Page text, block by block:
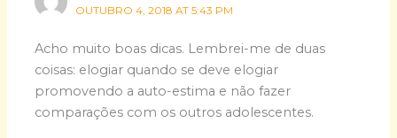
OUTUBRO 4, 2018 AT 5:43 PM
Acho muito boas dicas. Lembrei-me de duas
coisas: elogiar quando se deve elogiar
promovendo a auto-estima e não fazer
comparações com os outros adolescentes.